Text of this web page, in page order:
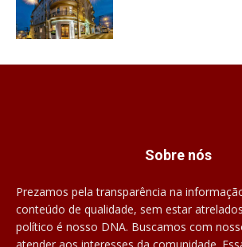
Sobre nós
Prezamos pela transparência na
conteúdo de qualidade, sem estar
político é nosso DNA. Buscamos com
atender aos interesses da comunidade.